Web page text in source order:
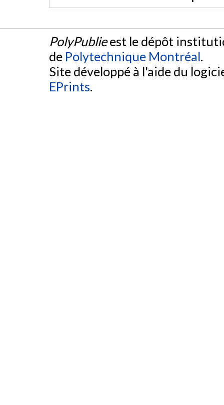
PolyPublieest le dépôt
de Polytechnique Montréal.
Site développé à l'aide du
EPrints.